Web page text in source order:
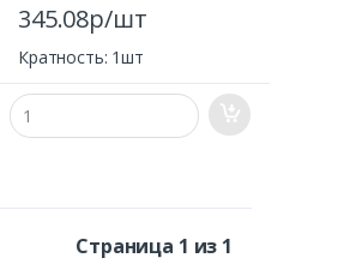
345.08р/шт
Кратность: 1шт
Страница 1 из 1